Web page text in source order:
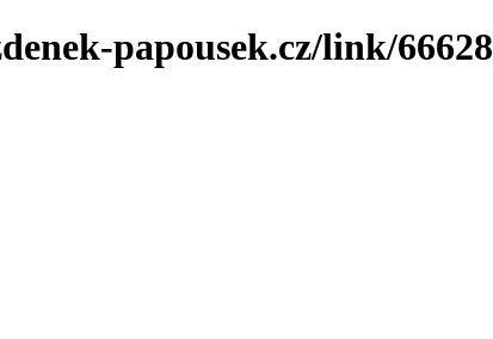
papousek.cz/link/66628